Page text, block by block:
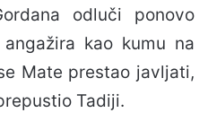
odluči ponovo
kao kumu na
Mate prestao javljati,
Tadiji.